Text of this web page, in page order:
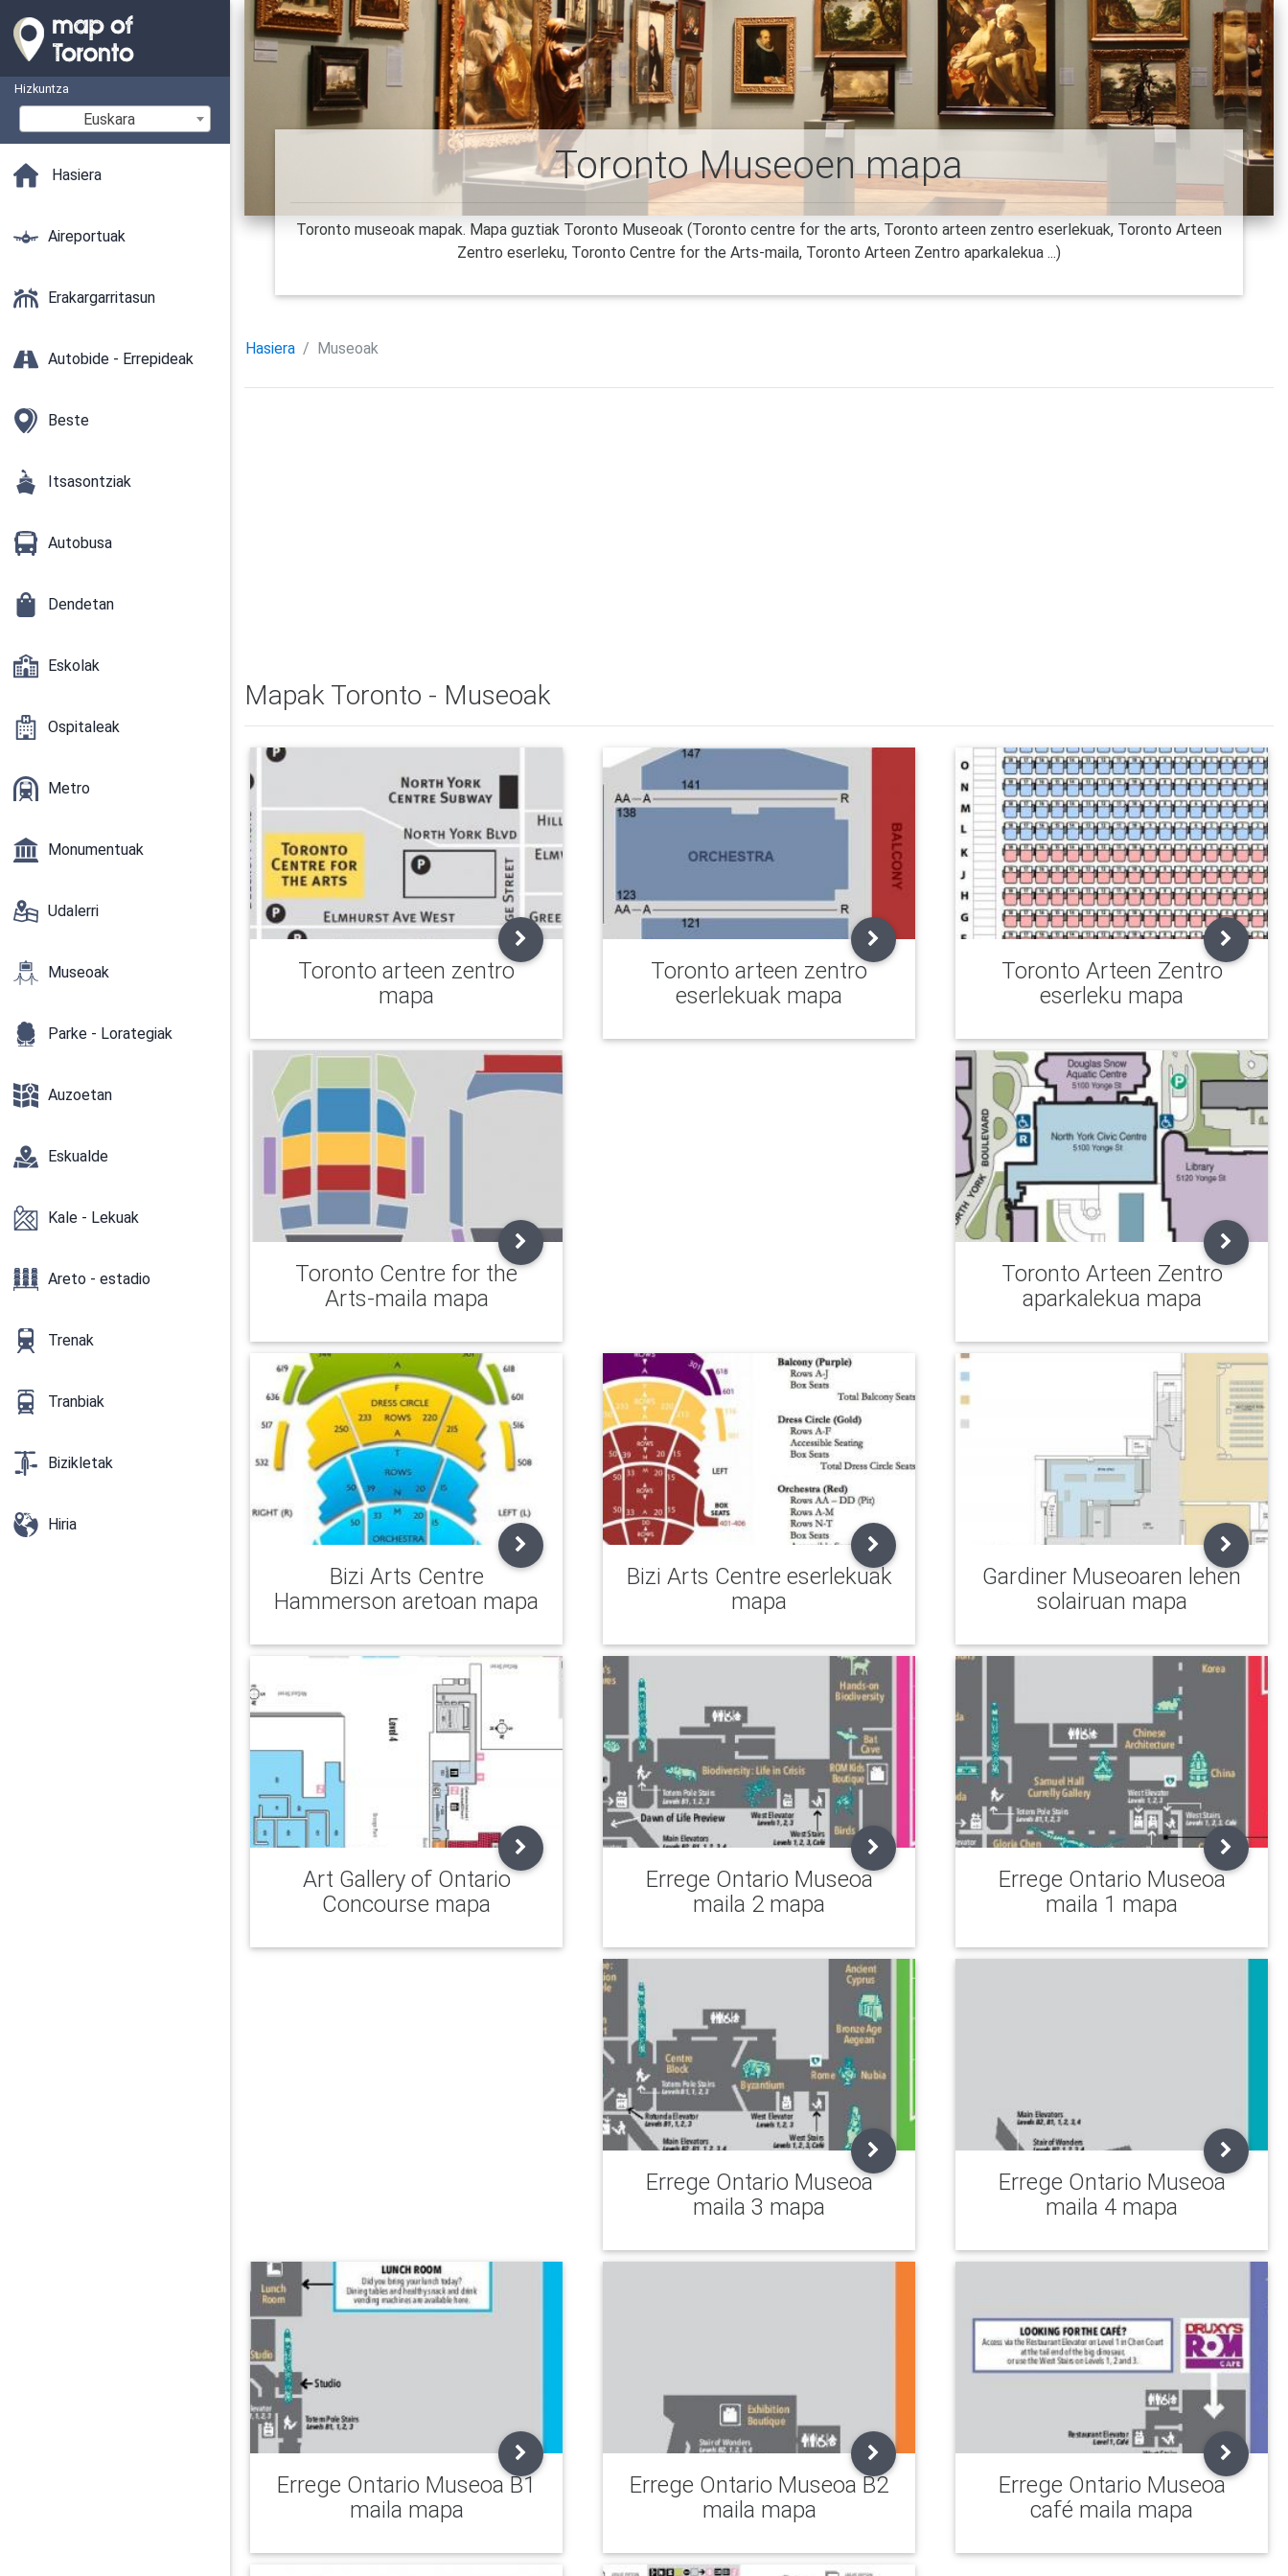
Hizkuntza
Euskara
Hasiera
Aireportuak
Erakargarritasun
Autobide - Errepideak
Beste
Itsasontziak
Autobusa
Dendetan
Eskolak
Ospitaleak
Metro
Monumentuak
Udalerri
Museoak
Parke - Lorategiak
Auzoetan
Eskualde
Kale - Lekuak
Areto - estadio
Trenak
Tranbiak
Bizikletak
Hiria
Toronto Museoen mapa
Toronto museoak mapak. Mapa guztiak Toronto Museoak (Toronto centre for the arts, Toronto arteen zentro eserlekuak, Toronto Arteen
Zentro eserleku, Toronto Centre for the Arts-maila, Toronto Arteen Zentro aparkalekua ...)
Hasiera Museoak
Mapak Toronto - Museoak
Toronto arteen zentro
mapa
Toronto arteen zentro
eserlekuak mapa
Toronto Arteen Zentro
eserleku mapa
Toronto Centre for the
Arts-maila mapa
Toronto Arteen Zentro
aparkalekua mapa
Bizi Arts Centre
Hammerson aretoan mapa
Bizi Arts Centre eserlekuak
mapa
Gardiner Museoaren lehen
solairuan mapa
Art Gallery of Ontario
Concourse mapa
Errege Ontario Museoa
maila 2 mapa
Errege Ontario Museoa
maila 1 mapa
Errege Ontario Museoa
maila 3 mapa
Errege Ontario Museoa
maila 4 mapa
Errege Ontario Museoa B1
maila mapa
Errege Ontario Museoa B2
maila mapa
Errege Ontario Museoa
café maila mapa